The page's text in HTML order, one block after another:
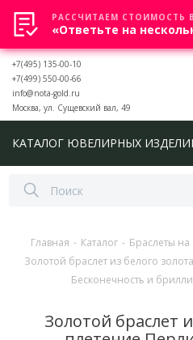
+7(495) 135-00-10
+7(499) 550-00-66
info@nota-gold.ru
Москва, ул. Сущевский вал, 49
КАТАЛОГ ЮВЕЛИРНЫХ
Главная - Каталог - Браслеты на
Золотой браслет из белого
Бесконечность и
Золотой браслет
РАССЧИТАЕМ СТОИМОСТЬ
«Ответьте на